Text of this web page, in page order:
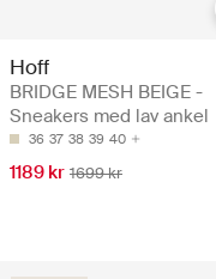
Hoff
BRIDGE MESH BEIGE -
Sneakers med lav ankel
36 37 38 39 40
1189 kr 1699 kr